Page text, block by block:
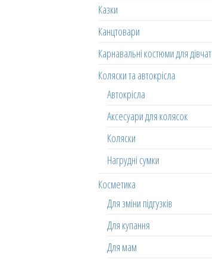
Казки
Канцтовари
Карнавальні костюми для дівчат
Коляски та автокрісла
Автокрісла
Аксесуари для колясок
Коляски
Нагрудні сумки
Косметика
Для зміни підгузків
Для купання
Для мам